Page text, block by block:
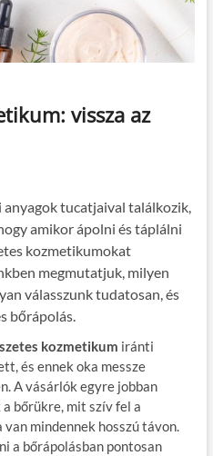
vissza az
tucatjaival találkozik,
amikor ápolni és táplálni
kozmetikumokat
megmutatjuk, milyen
válasszunk tudatosan, és
bőrápolás.
kozmetikum iránti
és ennek oka messze
A vásárlók egyre jobban
bőrükre, mit szív fel a
mindennek hosszú távon.
a bőrápolásban pontosan